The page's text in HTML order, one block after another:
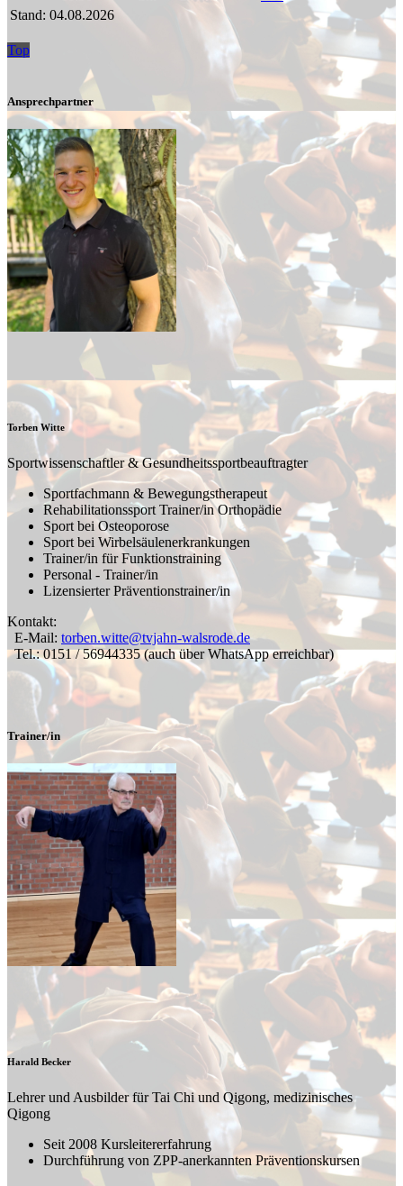
Stand: 04.08.2026
Top
Ansprechpartner
Torben Witte
Sportwissenschaftler & Gesundheitssportbeauftragter
Sportfachmann & Bewegungstherapeut
Rehabilitationssport Trainer/in Orthopädie
Sport bei Osteoporose
Sport bei Wirbelsäulenerkrankungen
Trainer/in für Funktionstraining
Personal - Trainer/in
Lizensierter Präventionstrainer/in
Kontakt:
E-Mail: torben.witte@tvjahn-walsrode.de
Tel.: 0151 / 56944335 (auch über WhatsApp erreichbar)
Trainer/in
Harald Becker
Lehrer und Ausbilder für Tai Chi und Qigong, medizinisches
Qigong
Seit 2008 Kursleitererfahrung
Durchführung von ZPP-anerkannten Präventionskursen